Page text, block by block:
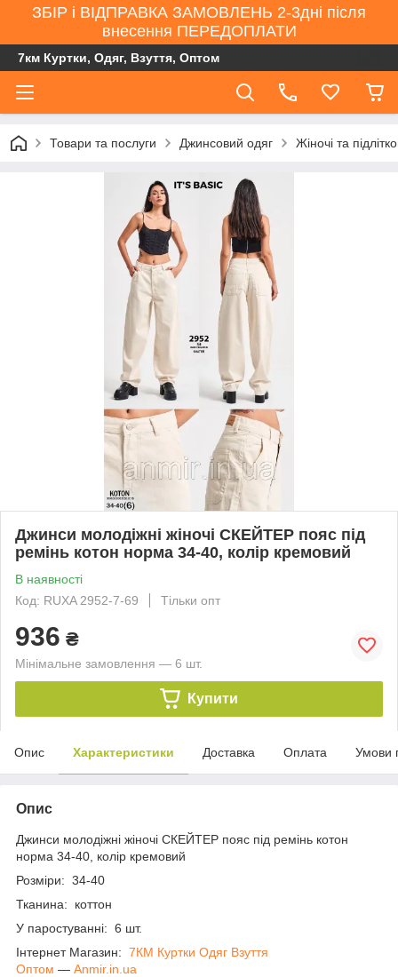
ЗБІР і ВІДПРАВКА ЗАМОВЛЕНЬ 2-3дні після
внесення ПЕРЕДОПЛАТИ
7км Куртки, Одяг, Взуття, Оптом
Товари та послуги Джинсовий одяг Жіночі та
Джинси молодіжні жіночі СКЕЙТЕР пояс під
ремінь котон норма 34-40, колір кремовий
В наявності
Код: RUXA 2952-7-69
Тільки опт
936 ₴
Мінімальне замовлення — 6 шт.
Купити
Опис Характеристики Доставка Оплата Умови
Опис
Джинси молодіжні жіночі СКЕЙТЕР пояс під ремінь котон
норма 34-40, колір кремовий
Розміри: 34-40
Тканина: коттон
У паростуванні: 6 шт.
Інтернет Магазин: 7КМ Куртки Одяг Взуття
Оптом ― Anmir.in.ua